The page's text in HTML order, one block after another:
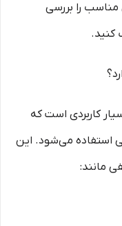
را بررسی
کنید.
کاربردی است که
استفاده می‌شود. این
مانند: